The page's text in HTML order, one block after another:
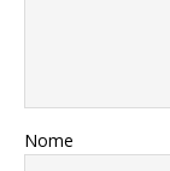
Nome